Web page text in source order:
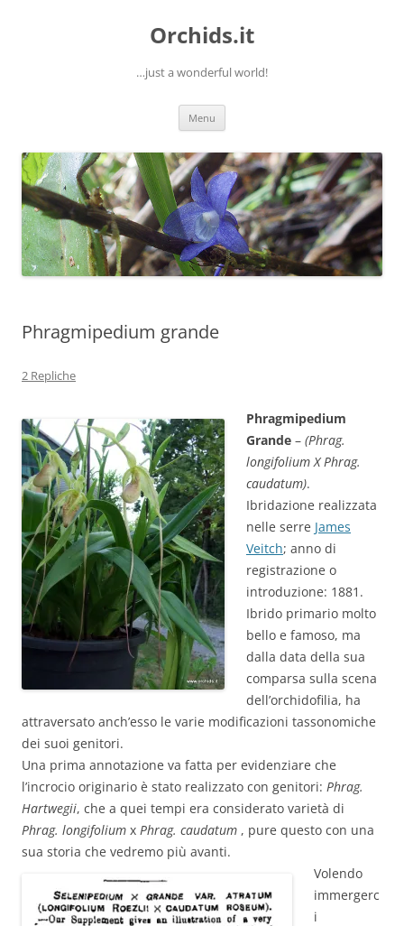
Orchids.it
…just a wonderful world!
Menu
Phragmipedium grande
2 Repliche
Phragmipedium
Grande – (Phrag.
longifolium X Phrag.
caudatum).
Ibridazione realizzata
nelle serre James
Veitch; anno di
registrazione o
introduzione: 1881.
Ibrido primario molto
bello e famoso, ma
dalla data della sua
comparsa sulla scena
dell’orchidofilia, ha
attraversato anch’esso le varie modificazioni tassonomiche
dei suoi genitori.
Una prima annotazione va fatta per evidenziare che
l’incrocio originario è stato realizzato con genitori: Phrag.
Hartwegii, che a quei tempi era considerato varietà di
Phrag. longifolium x Phrag. caudatum , pure questo con una
sua storia che vedremo più avanti.
Volendo
immergerc
i